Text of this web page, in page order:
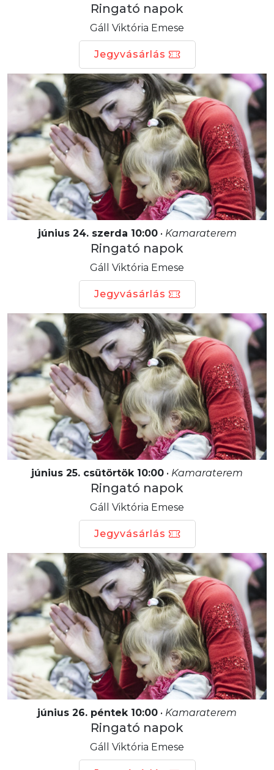
Ringató napok
Gáll Viktória Emese
Jegyvásárlás
június 24. szerda 10:00• Kamaraterem
Ringató napok
Gáll Viktória Emese
Jegyvásárlás
június 25. csütörtök 10:00 • Kamaraterem
Ringató napok
Gáll Viktória Emese
Jegyvásárlás
június 26. péntek 10:00 • Kamaraterem
Ringató napok
Gáll Viktória Emese